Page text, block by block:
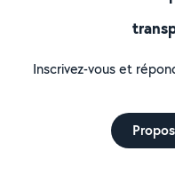
Inscrivez-vous et